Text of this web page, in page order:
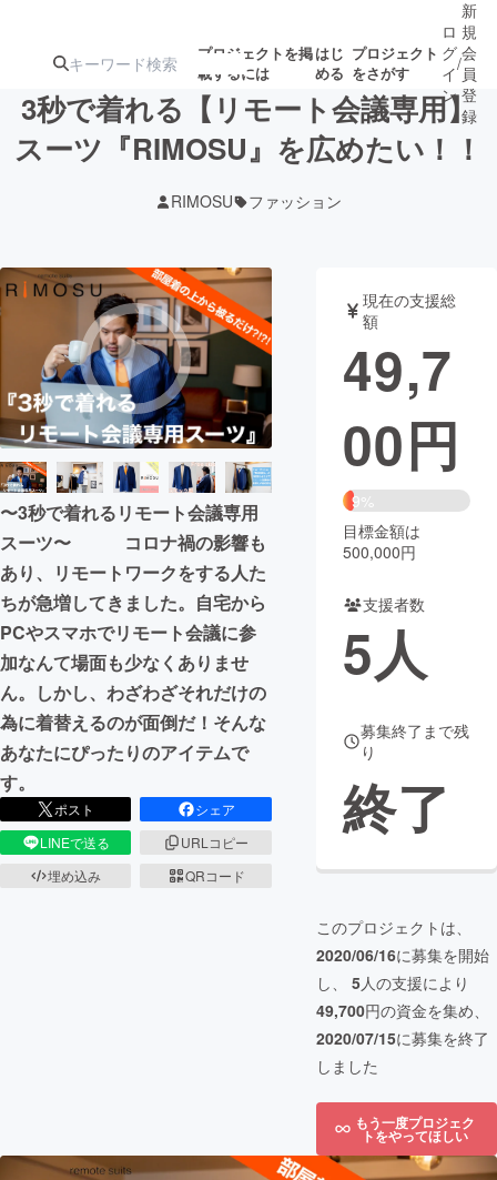
プロジェクトを掲
載するには
はじ
める
プロジェクト
をさがす
ジェクト
ロジェクト
アート・写真 音楽
テクノロジー・ガジェット ゲーム・
映像・映画 書籍・雑誌
ビジネス・起業 チャレンジ
まちづくり・地域活性化
CAMPFIRE for Social Good
CAMPFIRE Creation
CAMPFIREふるさと納税
コミュニティ
ロ
グ
イ
ン
/
新
規
会
員
登
録
3秒で着れる【リモート会議専用】
スーツ『RIMOSU』を広めたい！！
RIMOSU ファッション
〜3秒で着れるリモート会議専用
スーツ〜 コロナ禍の影響も
あり、リモートワークをする人た
ちが急増してきました。自宅から
PCやスマホでリモート会議に参
加なんて場面も少なくありませ
ん。しかし、わざわざそれだけの
為に着替えるのが面倒だ！そんな
あなたにぴったりのアイテムで
す。
ポスト
シェア
LINEで送る
URLコピー
埋め込み
QRコード
現在の支援総
額
49,7
00円
9%
目標金額は
500,000円
支援者数
5人
募集終了まで残
り
終了
このプロジェクトは、
2020/06/16に募集を開始
し、 5人の支援により
49,700円の資金を集め、
2020/07/15に募集を終了
しました
もう一度プロジェク
トをやってほしい